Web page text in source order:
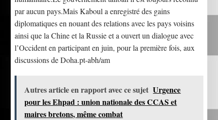
par aucun pays.Mais Kaboul a enregistré des gains
diplomatiques en nouant des relations avec les pays voisins
ainsi que la Chine et la Russie et a ouvert un dialogue avec
l’Occident en participant en juin, pour la première fois, aux
discussions de Doha.pt-abh/am
Autres article en rapport avec ce sujet Urgence
pour les Ehpad : union nationale des CCAS et
maires bretons, même combat